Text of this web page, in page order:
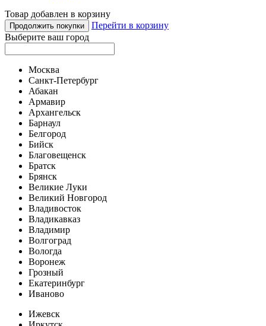
Товар добавлен в корзину
Продолжить покупки
Перейти в корзину
Выберите ваш город
Москва
Санкт-Петербург
Абакан
Армавир
Архангельск
Барнаул
Белгород
Бийск
Благовещенск
Братск
Брянск
Великие Луки
Великий Новгород
Владивосток
Владикавказ
Владимир
Волгоград
Вологда
Воронеж
Грозный
Екатеринбург
Иваново
Ижевск